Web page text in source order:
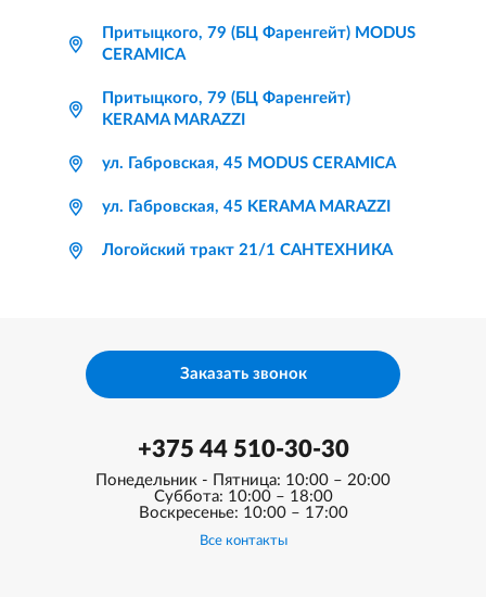
Притыцкого, 79 (БЦ Фаренгейт) MODUS
CERAMICA
Притыцкого, 79 (БЦ Фаренгейт)
KERAMA MARAZZI
ул. Габровская, 45 MODUS CERAMICA
ул. Габровская, 45 KERAMA MARAZZI
Логойский тракт 21/1 САНТЕХНИКА
+375 44 510-30-30
Понедельник - Пятница: 10:00 – 20:00
Суббота: 10:00 – 18:00
Воскресенье: 10:00 – 17:00
Все контакты
Заказать звонок